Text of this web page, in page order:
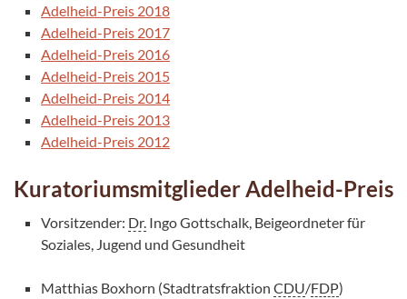
Adelheid-Preis 2018
Adelheid-Preis 2017
Adelheid-Preis 2016
Adelheid-Preis 2015
Adelheid-Preis 2014
Adelheid-Preis 2013
Adelheid-Preis 2012
Kuratoriumsmitglieder Adelheid-Preis
Vorsitzender: Dr. Ingo Gottschalk, Beigeordneter für
Soziales, Jugend und Gesundheit
Matthias Boxhorn (Stadtratsfraktion CDU/FDP)